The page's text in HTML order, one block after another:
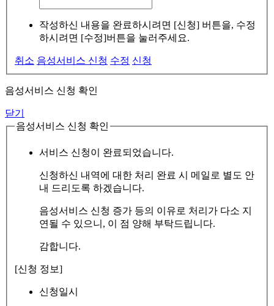
작성하신 내용을 완료하시려면 [신청] 버튼을, 수정
하시려면 [수정]버튼을 눌러주세요.
취소 음성서비스 신청 수정 신청
음성서비스 신청 확인
닫기
음성서비스 신청 확인
서비스 신청이 완료되었습니다.
신청하신 내역에 대한 처리 완료 시 메일로 별도 안
내 드리도록 하겠습니다.
음성서비스 신청 증가 등의 이유로 처리가 다소 지
연될 수 있으니, 이 점 양해 부탁드립니다.
감합니다.
[신청 정보]
신청일시